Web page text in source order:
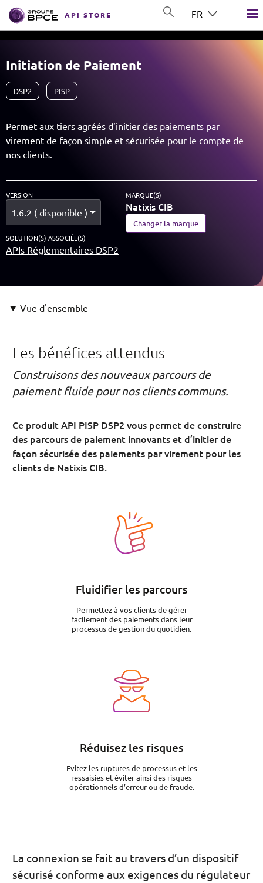
Aller au contenu principal
GROUP BPCE
API STORE FR
Initiation de Paiement
DSP2 PISP
Permet aux tiers agréés d’initier des paiements par
virement de façon simple et sécurisée pour le compte de
nos clients.
VERSION
1.6.2 ( disponible )
MARQUE(S)
Natixis CIB
Changer la marque
SOLUTION(S) ASSOCIÉE(S)
APIs Réglementaires DSP2
Vue d'ensemble
Les bénéfices attendus
Construisons des nouveaux parcours de
paiement fluide pour nos clients communs.
Ce produit API PISP DSP2 vous permet de construire
des parcours de paiement innovants et d’initier de
façon sécurisée des paiements par virement pour les
clients de Natixis CIB.
Image
Fluidifier les parcours
Permettez à vos clients de gérer
facilement des paiements dans leur
processus de gestion du quotidien.
Image
Réduisez les risques
Evitez les ruptures de processus et les
ressaisies et éviter ainsi des risques
opérationnels d’erreur ou de fraude.
La connexion se fait au travers d’un dispositif
sécurisé conforme aux exigences du régulateur